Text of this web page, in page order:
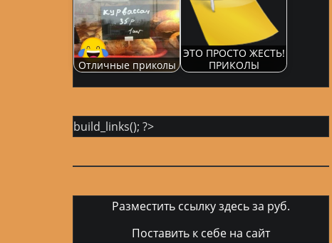
Отличные приколы
ЭТО ПРОСТО ЖЕСТЬ!
ПРИКОЛЫ
build_links(); ?>
Разместить ссылку здесь за руб.
Поставить к себе на сайт